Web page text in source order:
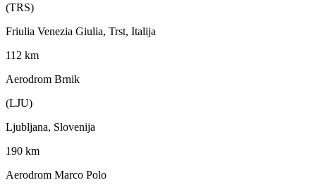
(TRS)
Friulia Venezia Giulia, Trst, Italija
112 km
Aerodrom Brnik
(LJU)
Ljubljana, Slovenija
190 km
Aerodrom Marco Polo